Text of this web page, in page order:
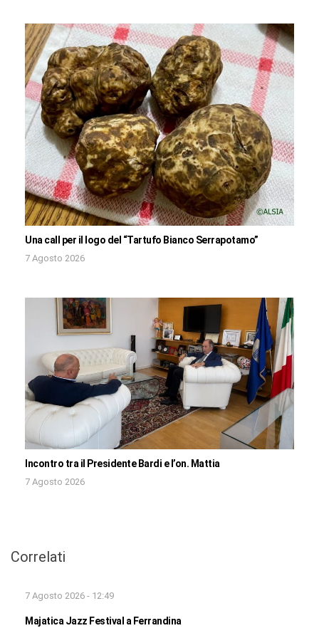
Una call per il logo del “Tartufo Bianco Serrapotamo”
7 Agosto 2026
Incontro tra il Presidente Bardi e l’on. Mattia
7 Agosto 2026
Correlati
7 Agosto 2026 - 12:49
Majatica Jazz Festival a Ferrandina